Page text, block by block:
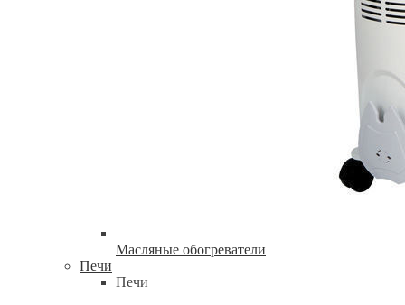
Масляные обогреватели
Печи
Печи